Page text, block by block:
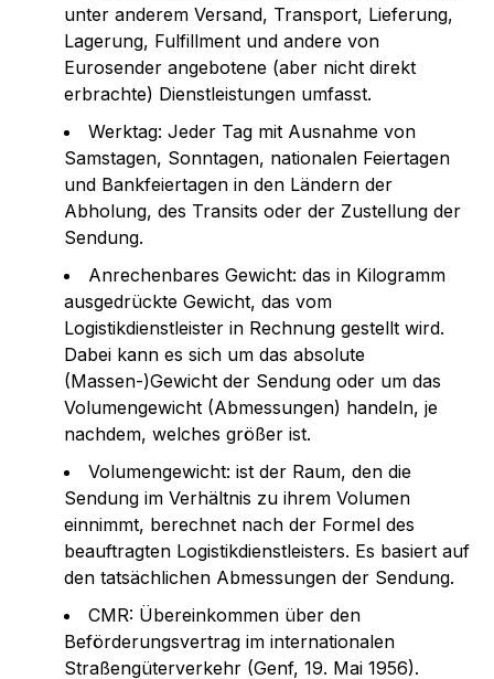
unter anderem Versand, Transport, Lieferung,
Lagerung, Fulfillment und andere von
Eurosender angebotene (aber nicht direkt
erbrachte) Dienstleistungen umfasst.
Werktag: Jeder Tag mit Ausnahme von
Samstagen, Sonntagen, nationalen Feiertagen
und Bankfeiertagen in den Ländern der
Abholung, des Transits oder der Zustellung der
Sendung.
Anrechenbares Gewicht: das in Kilogramm
ausgedrückte Gewicht, das vom
Logistikdienstleister in Rechnung gestellt wird.
Dabei kann es sich um das absolute
(Massen-)Gewicht der Sendung oder um das
Volumengewicht (Abmessungen) handeln, je
nachdem, welches größer ist.
Volumengewicht: ist der Raum, den die
Sendung im Verhältnis zu ihrem Volumen
einnimmt, berechnet nach der Formel des
beauftragten Logistikdienstleisters. Es basiert auf
den tatsächlichen Abmessungen der Sendung.
CMR: Übereinkommen über den
Beförderungsvertrag im internationalen
Straßengüterverkehr (Genf, 19. Mai 1956).